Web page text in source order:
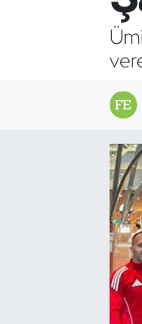
Bocce
Buz Hokeyi
Buz Pateni
Çim Hokeyi
Cimnastik